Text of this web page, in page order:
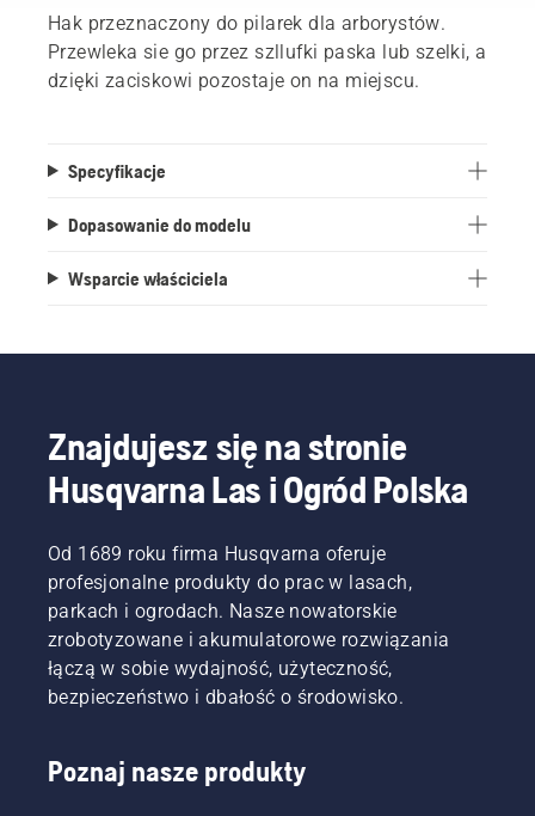
Hak przeznaczony do pilarek dla arborystów.
Przewleka sie go przez szllufki paska lub szelki, a
dzięki zaciskowi pozostaje on na miejscu.
Specyfikacje
Dopasowanie do modelu
Wsparcie właściciela
Znajdujesz się na stronie
Husqvarna Las i Ogród Polska
Od 1689 roku firma Husqvarna oferuje
profesjonalne produkty do prac w lasach,
parkach i ogrodach. Nasze nowatorskie
zrobotyzowane i akumulatorowe rozwiązania
łączą w sobie wydajność, użyteczność,
bezpieczeństwo i dbałość o środowisko.
Poznaj nasze produkty